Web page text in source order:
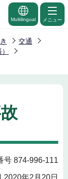
Multilingual メニュー
交通
号 874-996-111